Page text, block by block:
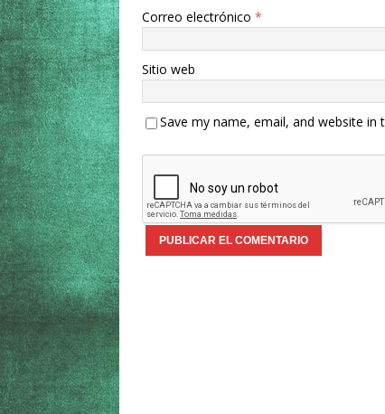
Correo electrónico *
Sitio web
Save my name, email, and website